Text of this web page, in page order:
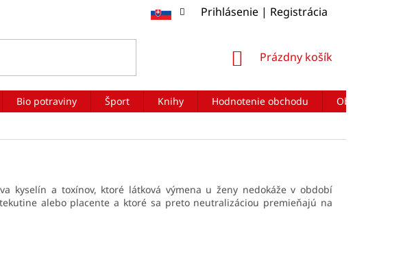
Prihlásenie | Registrácia
NÁKUPNÝ
Prázdny košík
Bio potraviny Šport Knihy Hodnotenie obchodu
Obchodné
kyselín a toxínov, ktoré látková výmena u ženy nedokáže v období
alebo placente a ktoré sa preto neutralizáciou premieňajú na